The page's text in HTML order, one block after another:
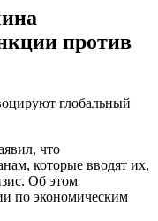
против
глобальный
что
которые вводят их,
Об этом
по экономическим